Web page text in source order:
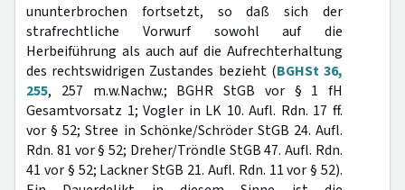
ununterbrochen fortsetzt, so daß sich der
strafrechtliche Vorwurf sowohl auf die
Herbeiführung als auch auf die Aufrechterhaltung
des rechtswidrigen Zustandes bezieht (BGHSt 36,
255, 257 m.w.Nachw.; BGHR StGB vor § 1 fH
Gesamtvorsatz 1; Vogler in LK 10. Aufl. Rdn. 17 ff.
vor § 52; Stree in Schönke/Schröder StGB 24. Aufl.
Rdn. 81 vor § 52; Dreher/Tröndle StGB 47. Aufl. Rdn.
41 vor § 52; Lackner StGB 21. Aufl. Rdn. 11 vor § 52).